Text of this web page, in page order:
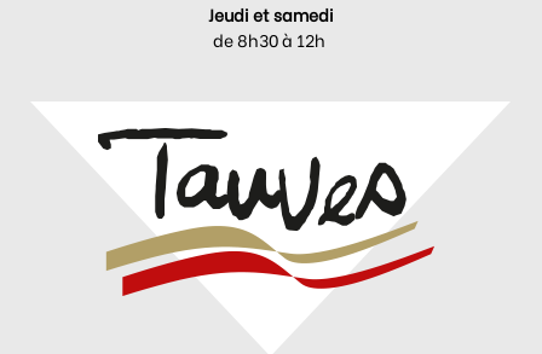
Jeudi et samedi
de 8h30 à 12h